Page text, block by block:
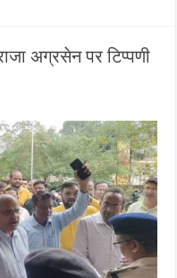
अग्रसेन पर टिप्पणी